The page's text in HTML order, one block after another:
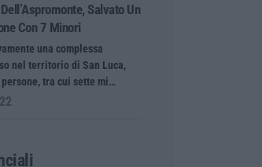
Salvato Un
Con 7 Minori
una complessa
nel territorio di San Luca,
tra cui sette mi…